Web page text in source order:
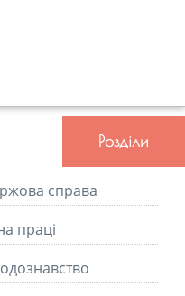
Розділи
справа
праці